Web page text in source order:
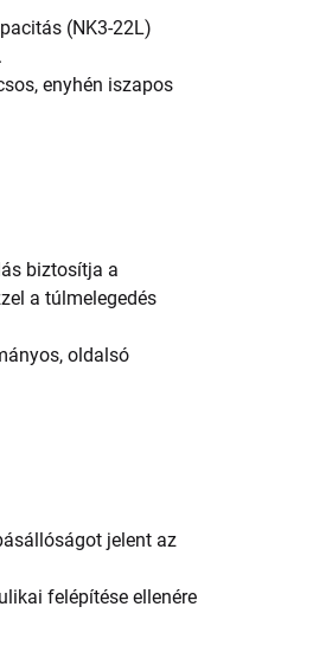
(NK3-22L)
enyhén iszapos
biztosítja a
a túlmelegedés
oldalsó
jelent az
felépítése ellenére